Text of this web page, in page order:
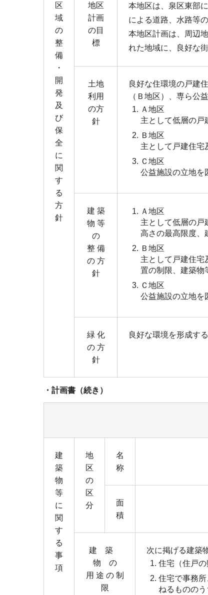
区
域
の
整
備
・
開
発
及
び
保
全
に
関
す
る
方
針
地区
計画
の目
標
本地区は、泉区東部
による道路、水路等
本地区計画は、周辺
れた地域に、良好な
土地
利用
の方
針
良好な住環境の戸建
（Ｂ地区）、専ら公
Ａ地区
主として低層の戸
Ｂ地区
主として戸建住宅
Ｃ地区
公益施設の立地を
建 築
物 等
の
整 備
の 方
針
Ａ地区
主として低層の戸
高さの最高限度、
Ｂ地区
主として戸建住宅
置の制限、建築物
Ｃ地区
公益施設の立地を
緑 化
の 方
針
良好な環境を形成す
・計画書（続き）
建
築
物
等
に
関
す
る
事
項
地
区
の
区
分
名
称
面
積
建 築
物 の
用 途 の 制
限
次に掲げる建築
住宅（住戸の
住宅で事務
ねるものの